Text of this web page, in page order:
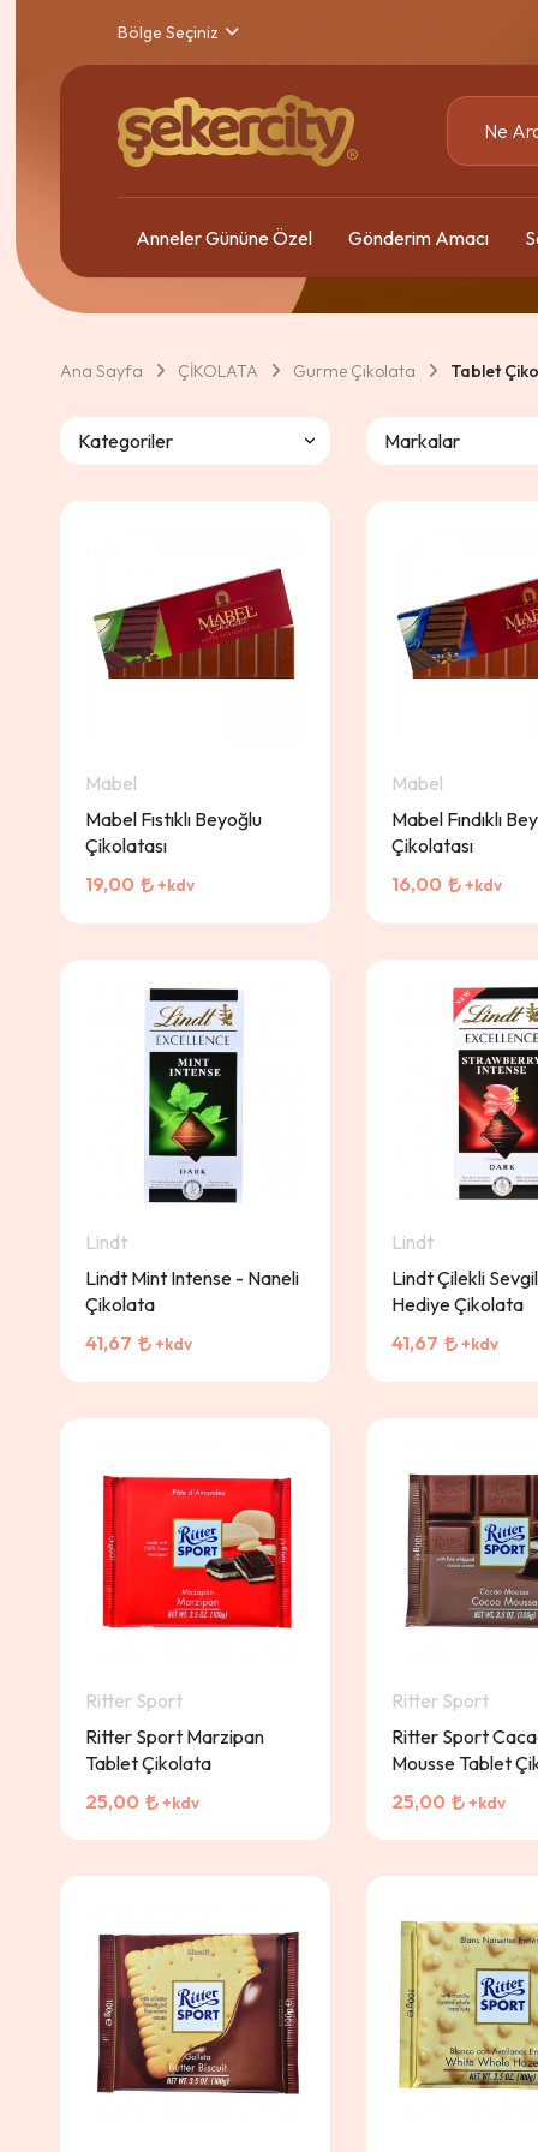
Bölge Seçiniz
Anneler Gününe Özel Gönderim Amacı
Ana Sayfa ÇİKOLATA Gurme Çikolata Tablet
Kategoriler Markalar
Mabel
Mabel Fıstıklı Beyoğlu
Çikolatası
19,00
+kdv
Mabel
Mabel Fındıklı
Çikolatası
16,00
+kdv
Lindt
Lindt Mint Intense - Naneli
Çikolata
41,67
+kdv
Lindt
Lindt Çilekli
Hediye Çikolata
41,67
+kdv
Ritter Sport
Ritter Sport Marzipan
Tablet Çikolata
25,00
+kdv
Ritter Sport
Ritter Sport
Mousse Tablet
25,00
+kdv